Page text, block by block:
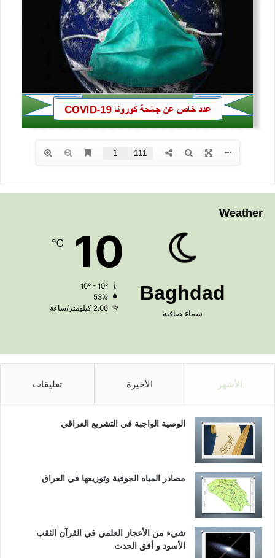
Weather
Baghdad
سماء صافية
10
℃
53%
2.06 كيلومتر/ساعة
الأشهر الأخيرة تعليقات
الوصية الواجبة في التشريع العراقي
مصادر المياه الجوفية وتوزيعها في العراق
شيء من الأعجاز العلمي في القرآن الثقب
الأسود و أفق الحدث